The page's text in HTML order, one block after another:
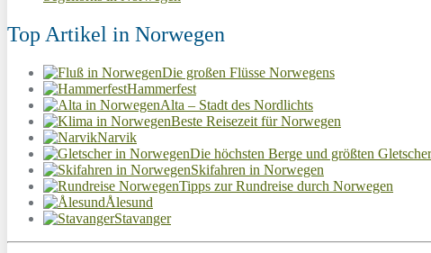
Top Artikel in Norwegen
Die großen Flüsse Norwegens
Hammerfest
Alta – Stadt des Nordlichts
Beste Reisezeit für Norwegen
Narvik
Die höchsten Berge und größten
Skifahren in Norwegen
Tipps zur Rundreise durch Norwegen
Ålesund
Stavanger